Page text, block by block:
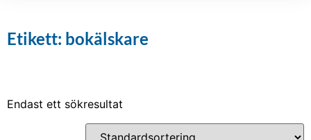
Etikett: bokälskare
Endast ett sökresultat